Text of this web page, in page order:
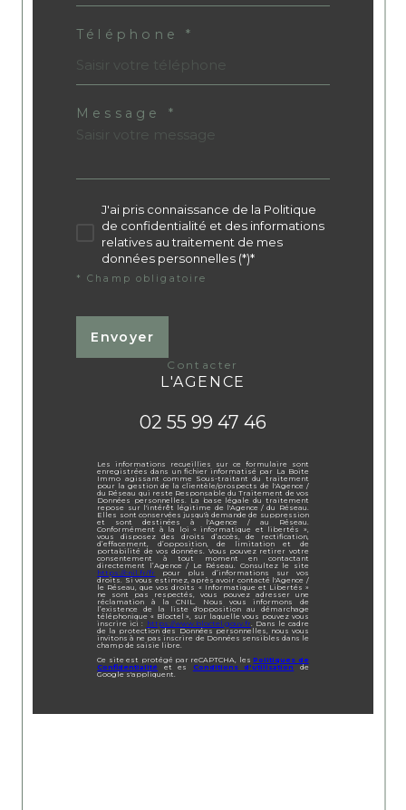
Téléphone *
Message *
J'ai pris connaissance de la Politique
de confidentialité et des informations
relatives au traitement de mes
données personnelles (*)*
* Champ obligatoire
Envoyer
contacter
L'AGENCE
02 55 99 47 46
Les informations recueillies sur ce formulaire sont
enregistrées dans un fichier informatisé par La Boite
Immo agissant comme Sous-traitant du traitement
pour la gestion de la clientèle/prospects de l'Agence /
du Réseau qui reste Responsable du Traitement de vos
Données personnelles. La base légale du traitement
repose sur l'intérêt légitime de l'Agence / du Réseau.
Elles sont conservées jusqu'à demande de suppression
et sont destinées à l'Agence / au Réseau.
Conformément à la loi « informatique et libertés »,
vous disposez des droits d’accès, de rectification,
d’effacement, d’opposition, de limitation et de
portabilité de vos données. Vous pouvez retirer votre
consentement à tout moment en contactant
directement l’Agence / Le Réseau. Consultez le site
https://cnil.fr/fr
pour plus d’informations sur vos
droits. Si vous estimez, après avoir contacté l'Agence /
le Réseau, que vos droits « Informatique et Libertés »
ne sont pas respectés, vous pouvez adresser une
réclamation à la CNIL. Nous vous informons de
l’existence de la liste d'opposition au démarchage
téléphonique « Bloctel », sur laquelle vous pouvez vous
inscrire ici : https://www.bloctel.gouv.fr. Dans le cadre
de la protection des Données personnelles, nous vous
invitons à ne pas inscrire de Données sensibles dans le
champ de saisie libre.
Ce site est protégé par reCAPTCHA, lesPolitiques de
Confidentialité et es Conditions d'utilisationde
Google s'appliquent.